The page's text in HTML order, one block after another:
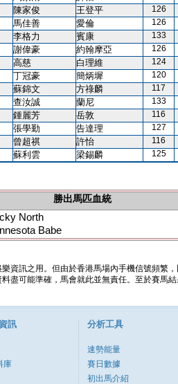
陳家俊 王登平 126
馬佳善 愛倫 126
李格力 賓康 133
謝偉豪 約翰摩亞 126
高慈 白理維 124
丁冠豪 簡炳墀 120
蘇錦文 方祿麟 117
查汝誠 蘭尼 133
鍾麗芳 岳敦 116
張學勤 告達理 127
曾超祺 許怡 116
蘇利雲 梁錫麟 125
勝出馬匹血統
North
Babe
資訊之用。但由於香港馬場內手機信號頻繁
盡可能準確，馬會就此並無責任。至於賽馬結
訊
庫
分析工具
速勢能量
賽日數據
初出馬介紹